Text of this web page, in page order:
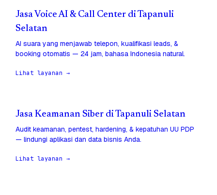
Jasa Voice AI & Call Center di Tapanuli
Selatan
AI suara yang menjawab telepon, kualifikasi leads, &
booking otomatis — 24 jam, bahasa Indonesia natural.
Lihat layanan →
Jasa Keamanan Siber di Tapanuli Selatan
Audit keamanan, pentest, hardening, & kepatuhan UU PDP
— lindungi aplikasi dan data bisnis Anda.
Lihat layanan →